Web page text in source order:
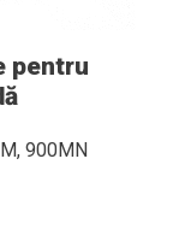
pentru
900MN